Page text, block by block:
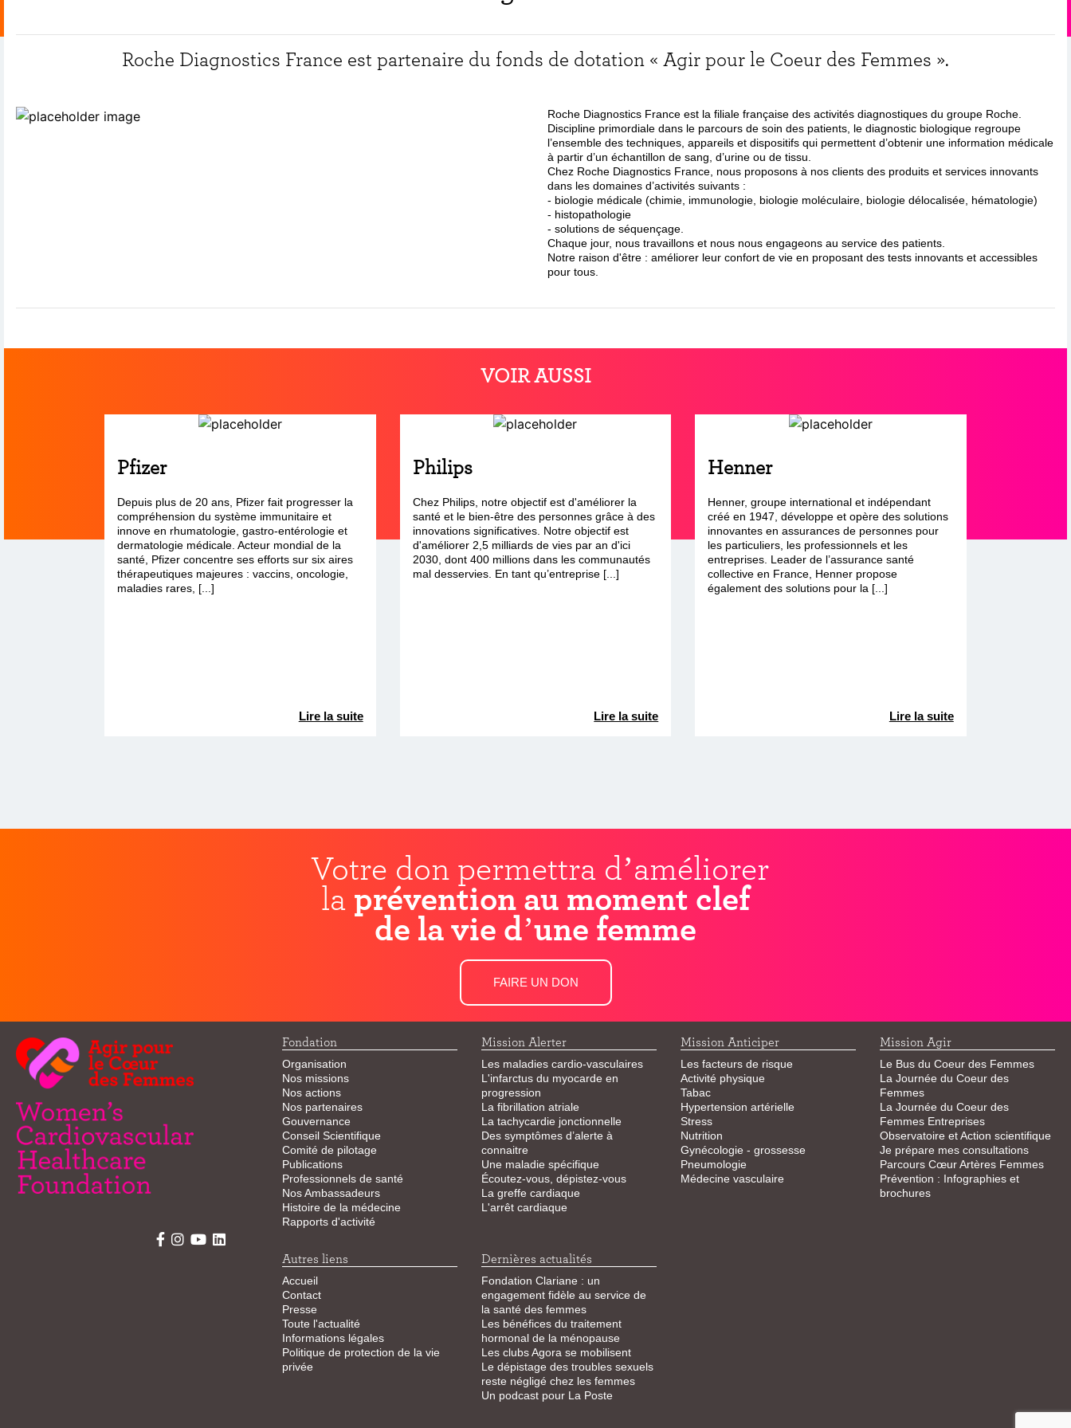
Roche Diagnostics France est partenaire du fonds de dotation « Agir pour le Coeur des Femmes ».
Roche Diagnostics France est la filiale française des activités diagnostiques du groupe Roche.
Discipline primordiale dans le parcours de soin des patients, le diagnostic biologique regroupe
l’ensemble des techniques, appareils et dispositifs qui permettent d’obtenir une information médicale
à partir d’un échantillon de sang, d’urine ou de tissu.
Chez Roche Diagnostics France, nous proposons à nos clients des produits et services innovants
dans les domaines d’activités suivants :
- biologie médicale (chimie, immunologie, biologie moléculaire, biologie délocalisée, hématologie)
- histopathologie
- solutions de séquençage.
Chaque jour, nous travaillons et nous nous engageons au service des patients.
Notre raison d'être : améliorer leur confort de vie en proposant des tests innovants et accessibles
pour tous.
VOIR AUSSI
Pfizer
Depuis plus de 20 ans, Pfizer fait progresser la
compréhension du système immunitaire et
innove en rhumatologie, gastro-entérologie et
dermatologie médicale. Acteur mondial de la
santé, Pfizer concentre ses efforts sur six aires
thérapeutiques majeures : vaccins, oncologie,
maladies rares, [...]
Lire la suite
Philips
Chez Philips, notre objectif est d'améliorer la
santé et le bien-être des personnes grâce à des
innovations significatives. Notre objectif est
d'améliorer 2,5 milliards de vies par an d'ici
2030, dont 400 millions dans les communautés
mal desservies. En tant qu’entreprise [...]
Lire la suite
Henner
Henner, groupe international et indépendant
créé en 1947, développe et opère des solutions
innovantes en assurances de personnes pour
les particuliers, les professionnels et les
entreprises. Leader de l’assurance santé
collective en France, Henner propose
également des solutions pour la [...]
Lire la suite
Votre don permettra d’améliorer
la prévention au moment clef
de la vie d’une femme
FAIRE UN DON
Fondation
Organisation
Nos missions
Nos actions
Nos partenaires
Gouvernance
Conseil Scientifique
Comité de pilotage
Publications
Professionnels de santé
Nos Ambassadeurs
Histoire de la médecine
Rapports d'activité
Mission Alerter
Les maladies cardio-vasculaires
L'infarctus du myocarde en
progression
La fibrillation atriale
La tachycardie jonctionnelle
Des symptômes d’alerte à
connaitre
Une maladie spécifique
Écoutez-vous, dépistez-vous
La greffe cardiaque
L'arrêt cardiaque
Mission Anticiper
Les facteurs de risque
Activité physique
Tabac
Hypertension artérielle
Stress
Nutrition
Gynécologie - grossesse
Pneumologie
Médecine vasculaire
Mission Agir
Le Bus du Coeur des Femmes
La Journée du Coeur des
Femmes
La Journée du Coeur des
Femmes Entreprises
Observatoire et Action scientifique
Je prépare mes consultations
Parcours Cœur Artères Femmes
Prévention : Infographies et
brochures
Autres liens
Accueil
Contact
Presse
Toute l'actualité
Informations légales
Politique de protection de la vie
privée
Dernières actualités
Fondation Clariane : un
engagement fidèle au service de
la santé des femmes
Les bénéfices du traitement
hormonal de la ménopause
Les clubs Agora se mobilisent
Le dépistage des troubles sexuels
reste négligé chez les femmes
Un podcast pour La Poste